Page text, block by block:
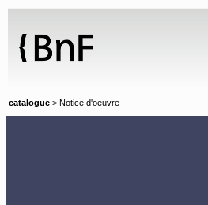
catalogue > Notice d'oeuvre